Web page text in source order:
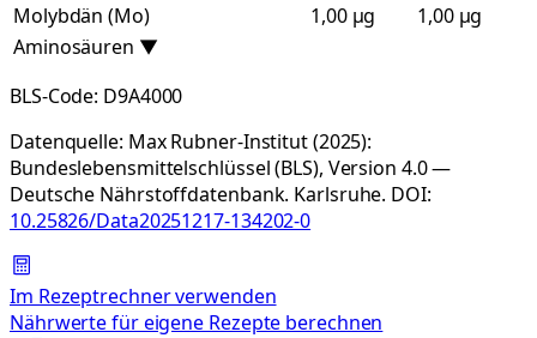
Molybdän (Mo)
1,00 µg
1,00 µg
Aminosäuren ▼
BLS-Code: D9A4000
Datenquelle: Max Rubner-Institut (2025):
Bundeslebensmittelschlüssel (BLS), Version 4.0 —
Deutsche Nährstoffdatenbank. Karlsruhe. DOI:
10.25826/Data20251217-134202-0
Im Rezeptrechner verwenden
Nährwerte für eigene Rezepte berechnen